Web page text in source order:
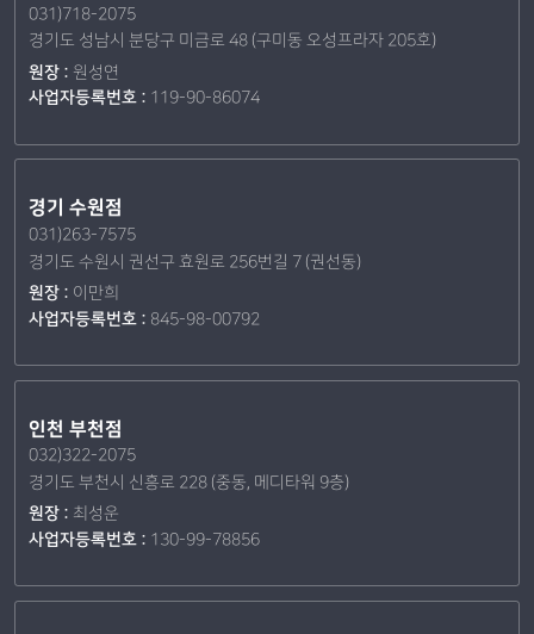
031)718-2075
경기도 성남시 분당구 미금로 48 (구미동 오성프라자 205호)
원장 : 원성연
사업자등록번호 : 119-90-86074
경기 수원점
031)263-7575
경기도 수원시 권선구 효원로 256번길 7 (권선동)
원장 : 이만희
사업자등록번호 : 845-98-00792
인천 부천점
032)322-2075
경기도 부천시 신흥로 228 (중동, 메디타워 9층)
원장 : 최성운
사업자등록번호 : 130-99-78856